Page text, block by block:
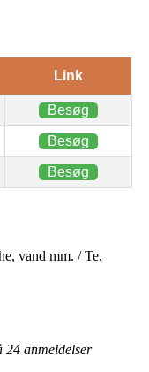
Link
Besøg
Besøg
Besøg
vand mm. / Te,
24 anmeldelser